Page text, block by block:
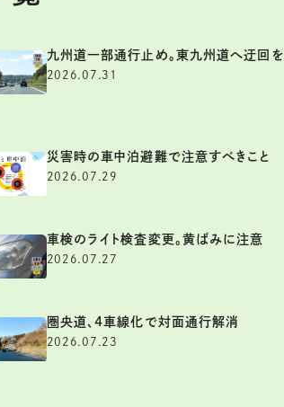
九州道一部通行止め。東九州道へ迂回を
2026.07.31
災害時の車中泊避難で注意すべきこと
2026.07.29
車検のライト検査変更。黄ばみに注意
2026.07.27
圏央道、4車線化で対面通行解消
2026.07.23